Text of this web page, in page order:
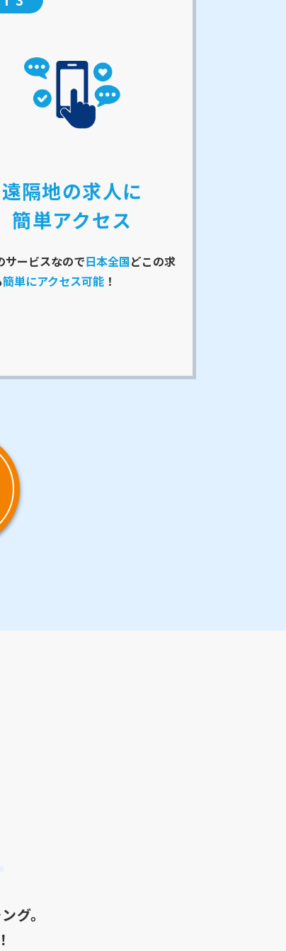
遠隔地の求人に
簡単アクセス
サービスなので日本全国どこの求
簡単にアクセス可能 ！
グ。